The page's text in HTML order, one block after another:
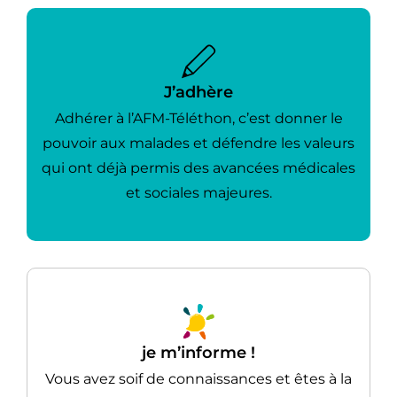
J’adhère
Adhérer à l’AFM-Téléthon, c’est donner le
pouvoir aux malades et défendre les valeurs
qui ont déjà permis des avancées médicales
et sociales majeures.
je m’informe !
Vous avez soif de connaissances et êtes à la